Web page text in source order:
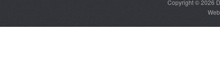
Copyright © 2026